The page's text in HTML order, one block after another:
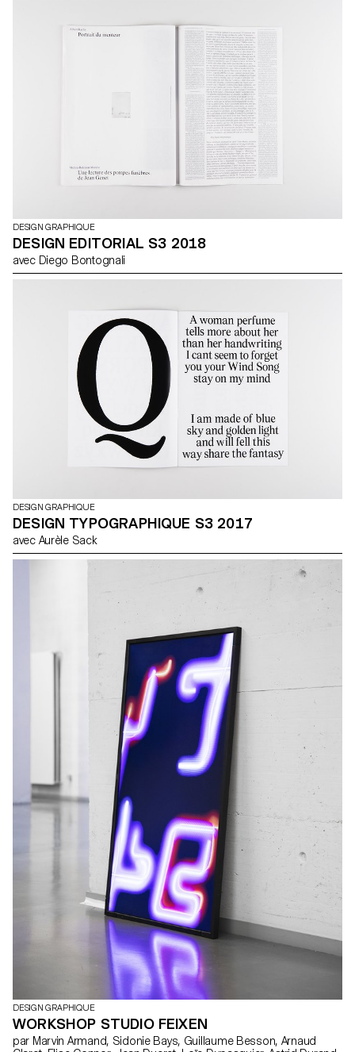
du style international, on peut citer American Airlines, (1967,
Massimo Vignelli) Fiat, (Jean Reiwald et Armin Vogt), ou Swissair
(1978, Karl Gerstner). (source: wikipedia) Un des effets de ce style
très répandu (et plutôt rigide) est que tout finit par se ressembler.
Pendant le semestre prochain, vous donnerez une personnalité
identifiable à une marque, dans le sens figuré du terme.
DESIGN GRAPHIQUE
DESIGN EDITORIAL S3 2018
avec Diego Bontognali
DESIGN GRAPHIQUE
DESIGN TYPOGRAPHIQUE S3 2017
avec Aurèle Sack
DESIGN GRAPHIQUE
WORKSHOP STUDIO FEIXEN
par Marvin Armand, Sidonie Bays, Guillaume Besson, Arnaud